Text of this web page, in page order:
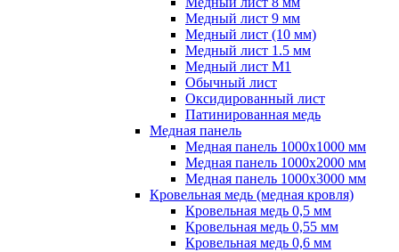
Медный лист 9 мм
Медный лист (10 мм)
Медный лист 1.5 мм
Медный лист М1
Обычный лист
Оксидированный лист
Патинированная медь
Медная панель
Медная панель 1000x1000 мм
Медная панель 1000x2000 мм
Медная панель 1000x3000 мм
Кровельная медь (медная кровля)
Кровельная медь 0,5 мм
Кровельная медь 0,55 мм
Кровельная медь 0,6 мм